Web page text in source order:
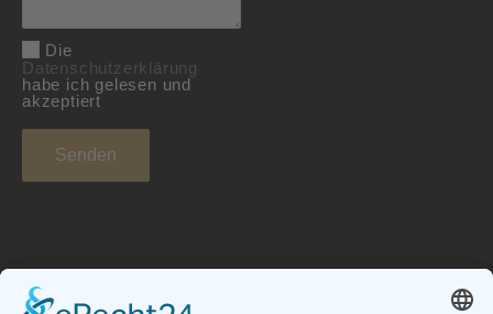
Die
Datenschutzerklärung
habe ich gelesen und
akzeptiert
Navigation